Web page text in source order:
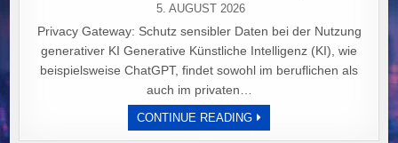
5. AUGUST 2026
Privacy Gateway: Schutz sensibler Daten bei der Nutzung
generativer KI Generative Künstliche Intelligenz (KI), wie
beispielsweise ChatGPT, findet sowohl im beruflichen als
auch im privaten…
CONTINUE READINGPRIVACY
GATEWAY:
SICHERER